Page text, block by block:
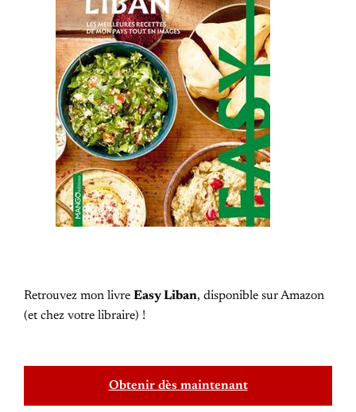
Retrouvez mon livre Easy Liban, disponible sur Amazon
(et chez votre libraire) !
Obtenir dès maintenant